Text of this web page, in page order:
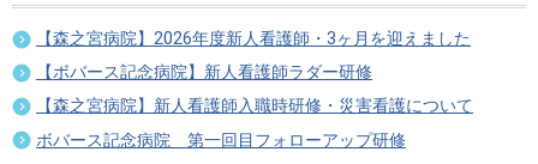
【森之宮病院】2026年度新人看護師・3ヶ月を迎えました
【ボバース記念病院】新人看護師ラダー研修
【森之宮病院】新人看護師入職時研修・災害看護について
ボバース記念病院 第一回目フォローアップ研修